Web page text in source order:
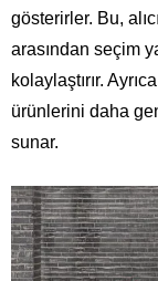
gösterirler. Bu,
arasından seçim
kolaylaştırır.
ürünlerini daha
sunar.